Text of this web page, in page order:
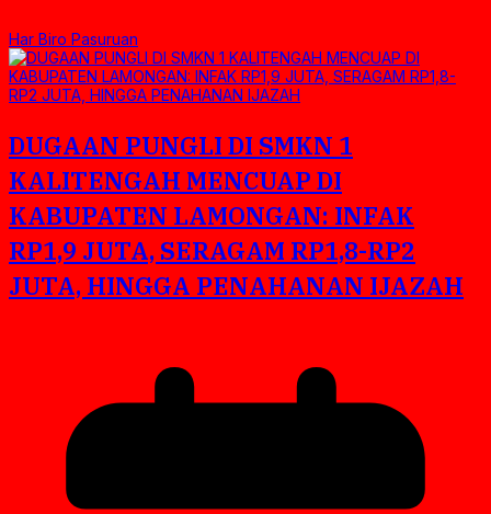
Har Biro Pasuruan
DUGAAN PUNGLI DI SMKN 1
KALITENGAH MENCUAP DI
KABUPATEN LAMONGAN: INFAK
RP1,9 JUTA, SERAGAM RP1,8-RP2
JUTA, HINGGA PENAHANAN IJAZAH